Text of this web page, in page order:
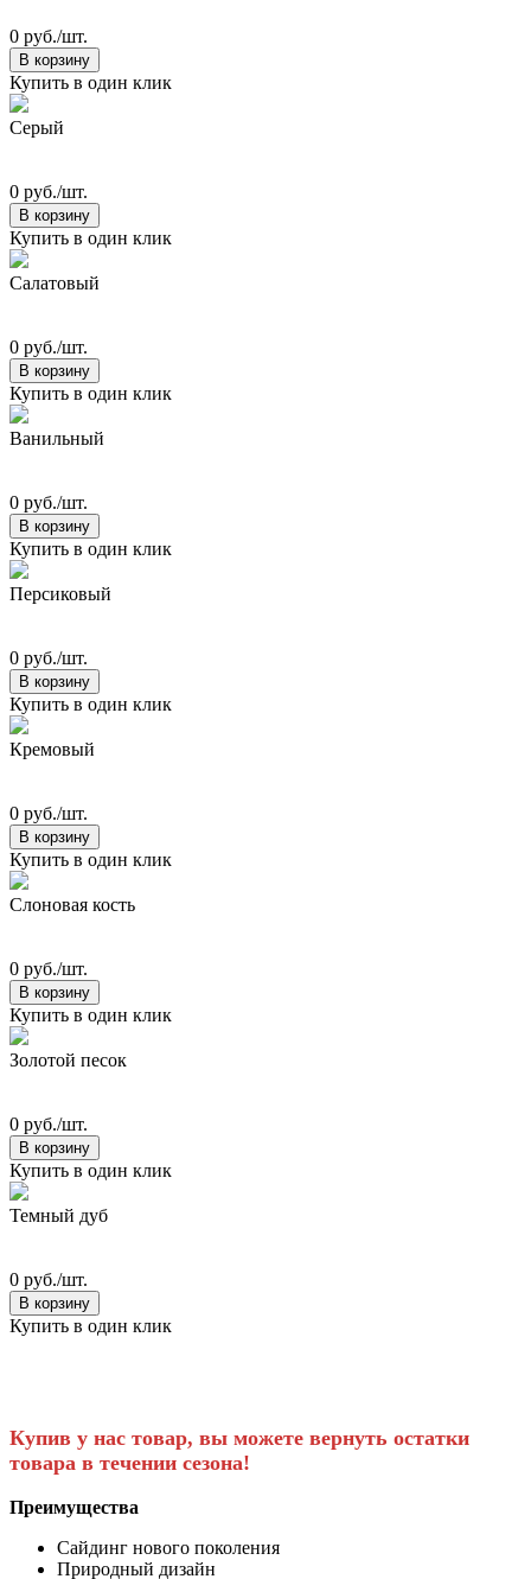
0 руб./шт.
В корзину
Купить в один клик
Серый
0 руб./шт.
В корзину
Купить в один клик
Салатовый
0 руб./шт.
В корзину
Купить в один клик
Ванильный
0 руб./шт.
В корзину
Купить в один клик
Персиковый
0 руб./шт.
В корзину
Купить в один клик
Кремовый
0 руб./шт.
В корзину
Купить в один клик
Слоновая кость
0 руб./шт.
В корзину
Купить в один клик
Золотой песок
0 руб./шт.
В корзину
Купить в один клик
Темный дуб
0 руб./шт.
В корзину
Купить в один клик
Купив у нас товар, вы можете вернуть остатки
товара в течении сезона!
Преимущества
Сайдинг нового поколения
Природный дизайн